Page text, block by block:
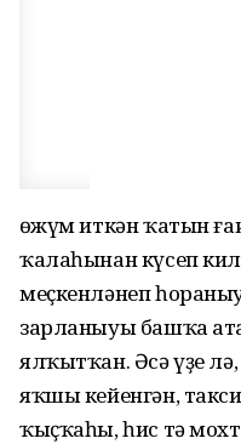
Һөжүм иткән ҡатын
ҡалаһынан күсеп
меҫкенләнеп
зарланыуы башҡа
ялҡытҡан. Әсә үҙе
яҡшы кейенгән,
ҡыҫҡаһы, һис тә